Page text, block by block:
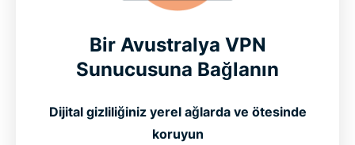
Bir Avustralya VPN
Sunucusuna Bağlanın
Dijital gizliliğiniz yerel ağlarda ve ötesinde
koruyun